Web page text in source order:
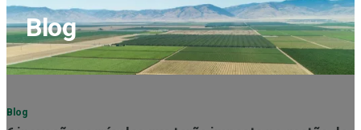
Blog
Blog